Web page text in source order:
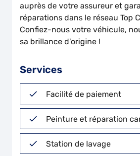
auprès de votre assureur et
réparations dans le réseau Top
Confiez-nous votre véhicule,
sa brillance d'origine !
Services
Facilité de paiement
Peinture et réparation
Station de lavage